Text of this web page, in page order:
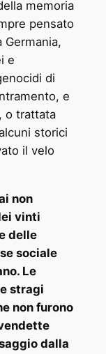
memoria
pensato
Germania,
e
di
e
o trattata
storici
il velo
non
vinti
delle
sociale
Le
stragi
non furono
dalla